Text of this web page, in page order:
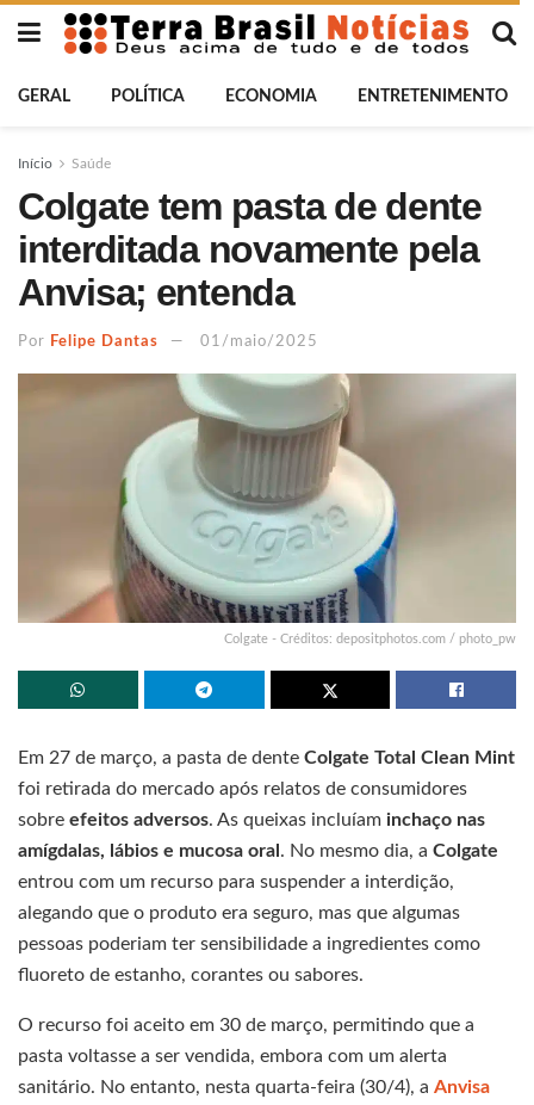
GERAL POLÍTICA ECONOMIA ENTRETENIMENTO
Início Saúde
Colgate tem pasta de dente
interditada novamente pela
Anvisa; entenda
Por Felipe Dantas 01/maio/2025
Colgate - Créditos: depositphotos.com / photo_pw
Em 27 de março, a pasta de dente Colgate Total Clean Mint
foi retirada do mercado após relatos de consumidores
sobre efeitos adversos. As queixas incluíam inchaço nas
amígdalas, lábios e mucosa oral . No mesmo dia, a Colgate
entrou com um recurso para suspender a interdição,
alegando que o produto era seguro, mas que algumas
pessoas poderiam ter sensibilidade a ingredientes como
fluoreto de estanho, corantes ou sabores.
O recurso foi aceito em 30 de março, permitindo que a
pasta voltasse a ser vendida, embora com um alerta
sanitário. No entanto, nesta quarta-feira (30/4), a Anvisa